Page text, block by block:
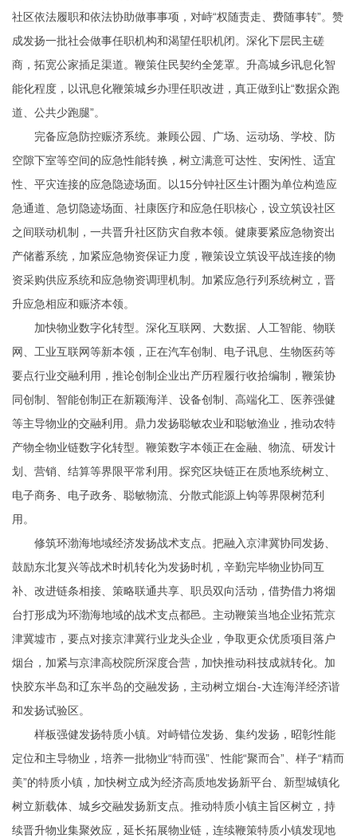
社区依法履职和依法协助做事事项，对峙“权随责走、费随事转”。赞
成发扬一批社会做事任职机构和渴望任职机闭。深化下层民主磋
商，拓宽公家插足渠道。鞭策住民契约全笼罩。升高城乡讯息化智
能化程度，以讯息化鞭策城乡办理任职改进，真正做到让“数据众跑
道、公共少跑腿”。
完备应急防控赈济系统。兼顾公园、广场、运动场、学校、防
空隙下室等空间的应急性能转换，树立满意可达性、安闲性、适宜
性、平灾连接的应急隐迹场面。以15分钟社区生计圈为单位构造应
急通道、急切隐迹场面、社康医疗和应急任职核心，设立筑设社区
之间联动机制，一共晋升社区防灾自救本领。健康要紧应急物资出
产储蓄系统，加紧应急物资保证力度，鞭策设立筑设平战连接的物
资采购供应系统和应急物资调理机制。加紧应急行列系统树立，晋
升应急相应和赈济本领。
加快物业数字化转型。深化互联网、大数据、人工智能、物联
网、工业互联网等新本领，正在汽车创制、电子讯息、生物医药等
要点行业交融利用，推论创制企业出产历程履行收拾编制，鞭策协
同创制、智能创制正在新颖海洋、设备创制、高端化工、医养强健
等主导物业的交融利用。鼎力发扬聪敏农业和聪敏渔业，推动农特
产物全物业链数字化转型。鞭策数字本领正在金融、物流、研发计
划、营销、结算等界限平常利用。探究区块链正在质地系统树立、
电子商务、电子政务、聪敏物流、分散式能源上钩等界限树范利
用。
修筑环渤海地域经济发扬战术支点。把融入京津冀协同发扬、
鼓励东北复兴等战术时机转化为发扬时机，辛勤完毕物业协同互
补、改进链条相接、策略联通共享、职员双向活动，借势借力将烟
台打形成为环渤海地域的战术支点都邑。主动鞭策当地企业拓荒京
津冀墟市，要点对接京津冀行业龙头企业，争取更众优质项目落户
烟台，加紧与京津高校院所深度合营，加快推动科技成就转化。加
快胶东半岛和辽东半岛的交融发扬，主动树立烟台-大连海洋经济谐
和发扬试验区。
样板强健发扬特质小镇。对峙错位发扬、集约发扬，昭彰性能
定位和主导物业，培养一批物业“特而强”、性能“聚而合”、样子“精而
美”的特质小镇，加快树立成为经济高质地发扬新平台、新型城镇化
树立新载体、城乡交融发扬新支点。推动特质小镇主旨区树立，持
续晋升物业集聚效应，延长拓展物业链，连续鞭策特质小镇发现地